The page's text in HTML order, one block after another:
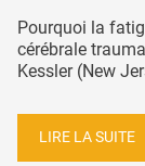
Pourquoi la
cérébrale
Kessler (New
LIRE LA SUITE